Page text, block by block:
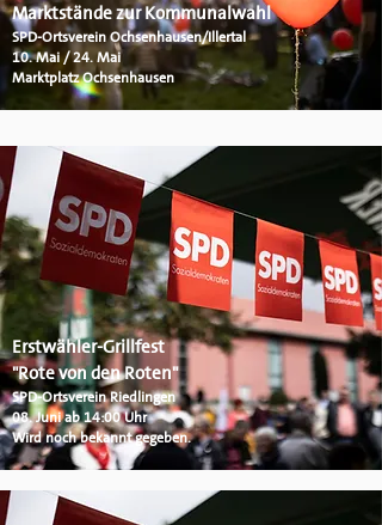
Marktstände zur Kommunalwahl
SPD-Ortsverein Ochsenhausen/Illertal
10. Mai / 24. Mai
Marktplatz Ochsenhausen
Erstwähler-Grillfest
"Rote von den Roten"
SPD-Ortsverein Riedlingen
08. Juni ab 14:00 Uhr
Wird noch bekannt gegeben.